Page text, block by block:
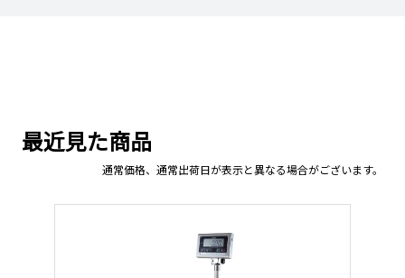
最近見た商品
通常価格、通常出荷日が表示と異なる場合がございます。